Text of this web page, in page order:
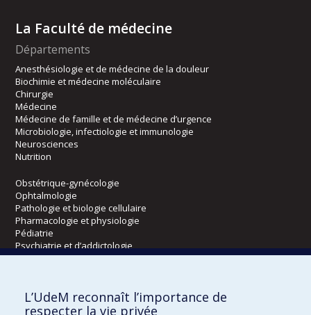
La Faculté de médecine
Départements
Anesthésiologie et de médecine de la douleur
Biochimie et médecine moléculaire
Chirurgie
Médecine
Médecine de famille et de médecine d’urgence
Microbiologie, infectiologie et immunologie
Neurosciences
Nutrition
Obstétrique-gynécologie
Ophtalmologie
Pathologie et biologie cellulaire
Pharmacologie et physiologie
Pédiatrie
Psychiatrie et d’addictologie
Radiologie, radio-oncologie et médecine nucléaire
Écoles
L’UdeM reconnaît l’importance de
respecter la vie privée